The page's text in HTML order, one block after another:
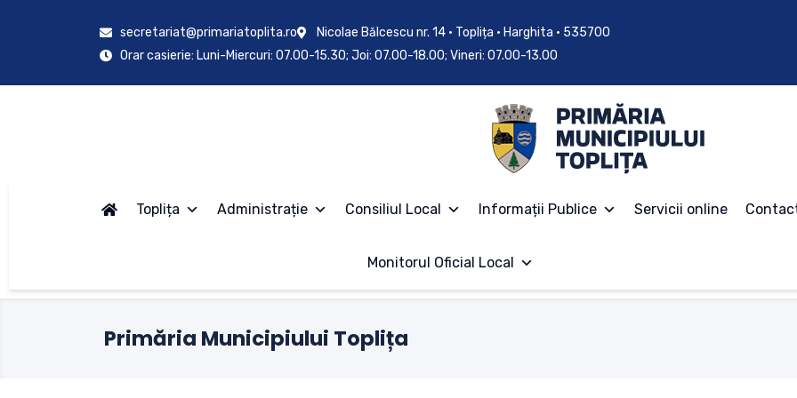
secretariat@primariatoplita.ro
Nicolae Bălcescu nr. 14 • Toplița • Harghita • 535700
Orar casierie: Luni-Miercuri: 07.00-15.30; Joi: 07.00-18.00; Vineri: 07.00-13.00
Toplița Administrație Consiliul Local Informații Publice Servicii online
Monitorul Oficial Local
Primăria Municipiului Toplița